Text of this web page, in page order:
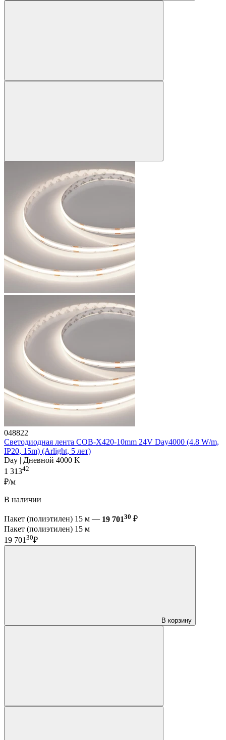
048822
Светодиодная лента COB-X420-10mm 24V Day4000 (4.8 W/m,
IP20, 15m) (Arlight, 5 лет)
Day | Дневной 4000 K
1 31342
₽/м
В наличии
Пакет (полиэтилен) 15 м — 19 70130 ₽
Пакет (полиэтилен) 15 м
19 701 30₽
В корзину